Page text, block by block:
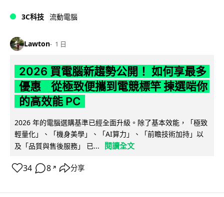
3C科技 流動電腦
Lawton 1 日
2026 買電腦新趨勢公開！ 如何享最多
優惠 從極致便攜到電競標竿 揀選啱你
的高效能 PC
2026 年的電腦選購基準已經全面升級。除了基本效能，「極致
輕量化」、「機身美學」、「AI算力」、「前瞻技術加持」以
及「品質與售後服務」 已...
閱讀全文
34 8 ↗ 分享